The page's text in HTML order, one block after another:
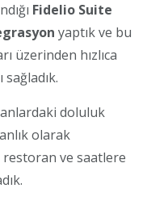
Fidelio Suite
yaptık ve bu
üzerinden hızlıca
doluluk
olarak
ve saatlere